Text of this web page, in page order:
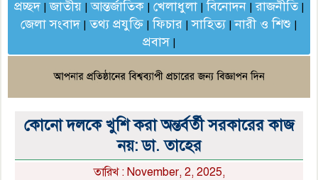
প্রচ্ছদ|জাতীয়|আন্তর্জাতিক| খেলাধুলা|বিনোদন|রাজনীতি|
জেলা সংবাদ|তথ্য প্রযুক্তি |ফিচার |সাহিত্য|নারী ও শিশু |
প্রবাস|
কোনো দলকে খুশি করা অন্তর্বর্তী সরকারের কাজ
নয়: ডা. তাহের
তারিখ : November, 2, 2025,